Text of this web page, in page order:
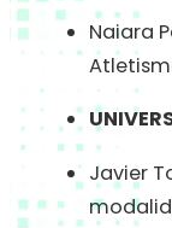
Naiara
Javier